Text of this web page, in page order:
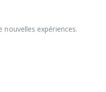
expériences.